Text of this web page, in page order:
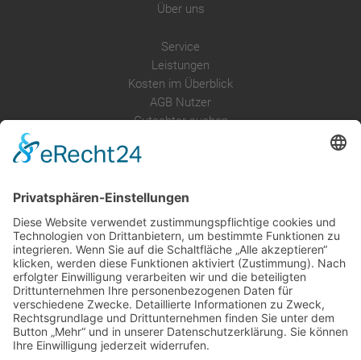
Über uns
Service
Leistungen
Kosten im Überblick
AGB Nutzer
Gutachter suchen
Anfrage
Presse
Partner: Der DGuSV
als Gutachter eintragen
Infos für Suchende